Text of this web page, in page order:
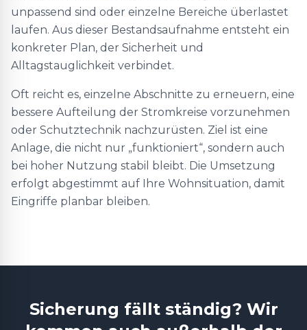
unpassend sind oder einzelne Bereiche überlastet
laufen. Aus dieser Bestandsaufnahme entsteht ein
konkreter Plan, der Sicherheit und
Alltagstauglichkeit verbindet.
Oft reicht es, einzelne Abschnitte zu erneuern, eine
bessere Aufteilung der Stromkreise vorzunehmen
oder Schutztechnik nachzurüsten. Ziel ist eine
Anlage, die nicht nur „funktioniert“, sondern auch
bei hoher Nutzung stabil bleibt. Die Umsetzung
erfolgt abgestimmt auf Ihre Wohnsituation, damit
Eingriffe planbar bleiben.
Sicherung fällt ständig? Wir